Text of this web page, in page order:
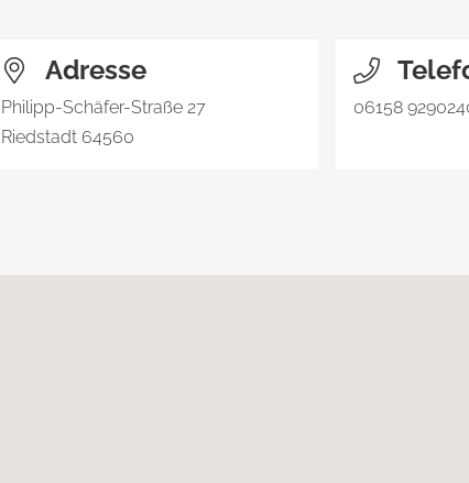
Adresse
Philipp-Schäfer-Straße 27
Riedstadt 64560
06158